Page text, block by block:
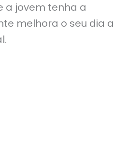
a jovem tenha a
melhora o seu dia a